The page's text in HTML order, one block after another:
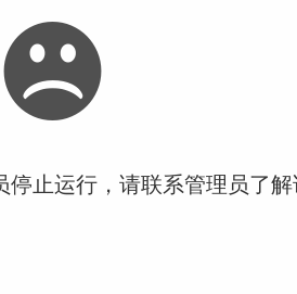
停止运行，请联系管理员了